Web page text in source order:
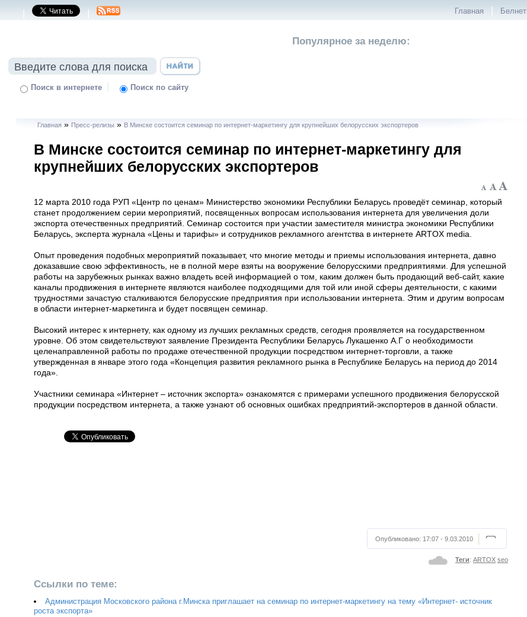
| | Главная | Белнет
Поиск в интернете | Поиск по сайту
Популярное за неделю:
Главная » Пресс-релизы » В Минске состоится семинар по интернет-маркетингу для крупнейших белорусских экспортеров
В Минске состоится семинар по интернет-маркетингу для
крупнейших белорусских экспортеров
12 марта 2010 года РУП «Центр по ценам» Министерство экономики Республики Беларусь проведёт семинар, который
станет продолжением серии мероприятий, посвященных вопросам использования интернета для увеличения доли
экспорта отечественных предприятий. Семинар состоится при участии заместителя министра экономики Республики
Беларусь, эксперта журнала «Цены и тарифы» и сотрудников рекламного агентства в интернете ARTOX media.
Опыт проведения подобных мероприятий показывает, что многие методы и приемы использования интернета, давно
доказавшие свою эффективность, не в полной мере взяты на вооружение белорусскими предприятиями. Для успешной
работы на зарубежных рынках важно владеть всей информацией о том, каким должен быть продающий веб-сайт, какие
каналы продвижения в интернете являются наиболее подходящими для той или иной сферы деятельности, с какими
трудностями зачастую сталкиваются белорусские предприятия при использовании интернета. Этим и другим вопросам
в области интернет-маркетинга и будет посвящен семинар.
Высокий интерес к интернету, как одному из лучших рекламных средств, сегодня проявляется на государственном
уровне. Об этом свидетельствуют заявление Президента Республики Беларусь Лукашенко А.Г о необходимости
целенаправленной работы по продаже отечественной продукции посредством интернет-торговли, а также
утвержденная в январе этого года «Концепция развития рекламного рынка в Республике Беларусь на период до 2014
года».
Участники семинара «Интернет – источник экспорта» ознакомятся с примерами успешного продвижения белорусской
продукции посредством интернета, а также узнают об основных ошибках предприятий-экспортеров в данной области.
Опубликовано: 17:07 - 9.03.2010
Теги: ARTOX seo
Ссылки по теме:
Администрация Московского района г.Минска приглашает на семинар по интернет-маркетингу на тему «Интернет- источник
роста экспорта»